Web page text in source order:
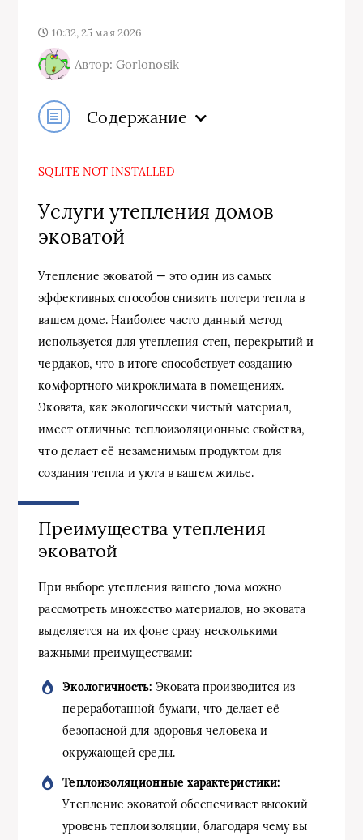
10:32, 25 мая 2026
Автор: Gorlonosik
Содержание
SQLITE NOT INSTALLED
Услуги утепления домов
эковатой
Утепление эковатой — это один из самых
эффективных способов снизить потери тепла в
вашем доме. Наиболее часто данный метод
используется для утепления стен, перекрытий и
чердаков, что в итоге способствует созданию
комфортного микроклимата в помещениях.
Эковата, как экологически чистый материал,
имеет отличные теплоизоляционные свойства,
что делает её незаменимым продуктом для
создания тепла и уюта в вашем жилье.
Преимущества утепления
эковатой
При выборе утепления вашего дома можно
рассмотреть множество материалов, но эковата
выделяется на их фоне сразу несколькими
важными преимуществами:
Экологичность: Эковата производится из
переработанной бумаги, что делает её
безопасной для здоровья человека и
окружающей среды.
Теплоизоляционные характеристики:
Утепление эковатой обеспечивает высокий
уровень теплоизоляции, благодаря чему вы